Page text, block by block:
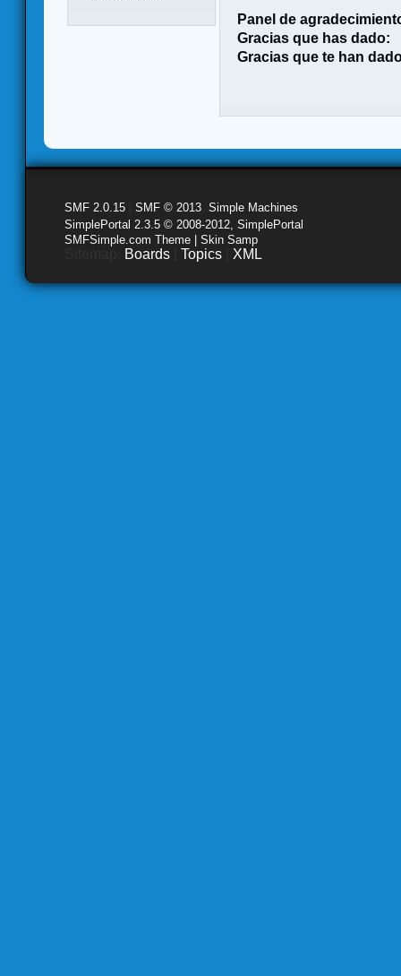
Panel de
Gracias que has dado:
Gracias que te han
SMF 2.0.15 SMF © 2013 Simple Machines
SimplePortal 2.3.5 © 2008-2012, SimplePortal
SMFSimple.com Theme | Skin Samp
Boards Topics XML